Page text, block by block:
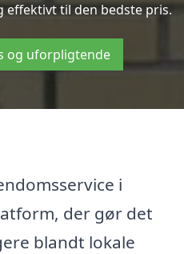
til den bedste pris.
og uforpligtende
i
der gør det
blandt lokale